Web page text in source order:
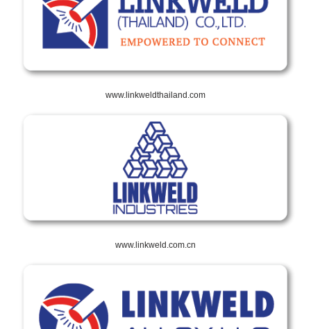
www.linkweldthailand.com
www.linkweld.com.cn